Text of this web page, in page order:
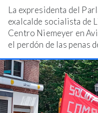
La expresidenta del
exalcalde socialista de
Centro Niemeyer en
el perdón de las penas